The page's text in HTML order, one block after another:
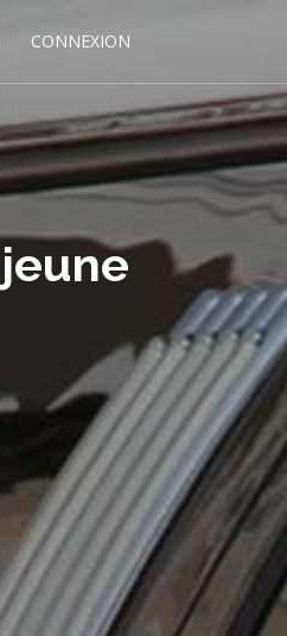
CONNEXION